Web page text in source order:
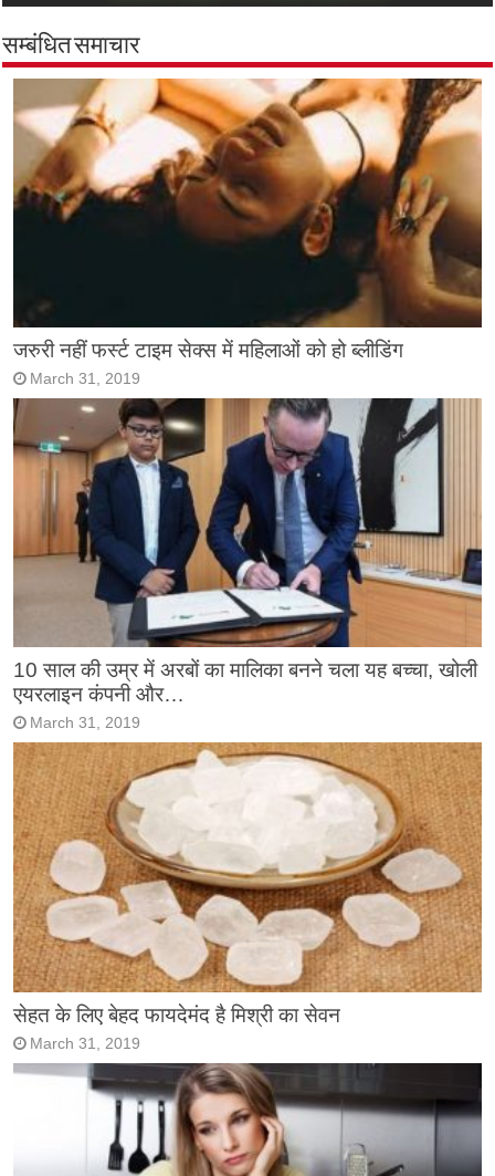
सम्बंधित समाचार
जरुरी नहीं फर्स्ट टाइम सेक्स में महिलाओं को हो ब्लीडिंग
March 31, 2019
10 साल की उम्र में अरबों का मालिका बनने चला यह बच्चा, खोली
एयरलाइन कंपनी और…
March 31, 2019
सेहत के लिए बेहद फायदेमंद है मिश्री का सेवन
March 31, 2019